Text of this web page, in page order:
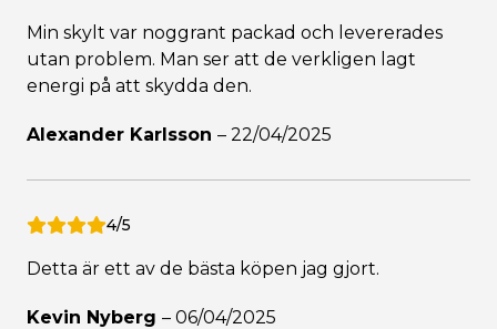
Min skylt var noggrant packad och levererades
utan problem. Man ser att de verkligen lagt
energi på att skydda den.
Alexander Karlsson – 22/04/2025
4/5
Detta är ett av de bästa köpen jag gjort.
Kevin Nyberg – 06/04/2025